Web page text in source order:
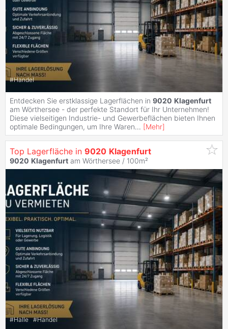
#Handel
Entdecken Sie erstklassige Lagerflächen in 9020 Klagenfurt
am Wörthersee - der perfekte Standort für Ihr Unternehmen!
Diese vielseitigen Industrie- und Gewerbeflächen bieten Ihnen
optimale Bedingungen, um Ihre Waren... [Mehr]
Top Lagerfläche in 9020 Klagenfurt
9020 Klagenfurt am Wörthersee / 100m²
#Halle #Handel